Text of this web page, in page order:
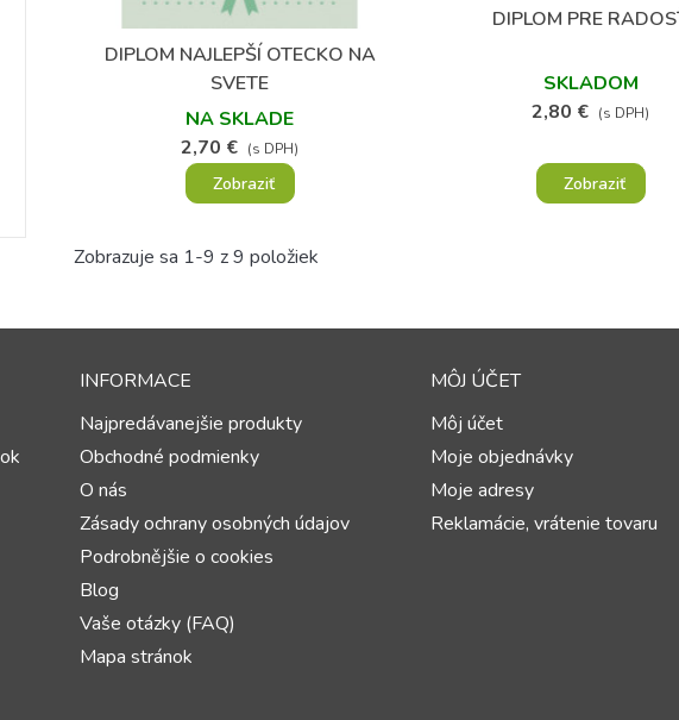
Obľúbené
DIPLOM NAJLEPŠÍ OTECKO NA
SVETE
NA SKLADE
2,70 € (s DPH)
Zobraziť
Obľúbené
DIPLOM PRE
SKLADOM
2,80 € (s DPH)
Zobraziť
Zobrazuje sa 1-9 z 9 položiek
INFORMACE
Najpredávanejšie produkty
Obchodné podmienky
O nás
Zásady ochrany osobných údajov
Podrobnějšie o cookies
Blog
Vaše otázky (FAQ)
Mapa stránok
MÔJ ÚČET
Môj účet
Moje objednávky
Moje adresy
Reklamácie, vrátenie tovaru